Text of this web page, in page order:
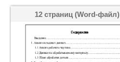
12 страниц (Word-файл)